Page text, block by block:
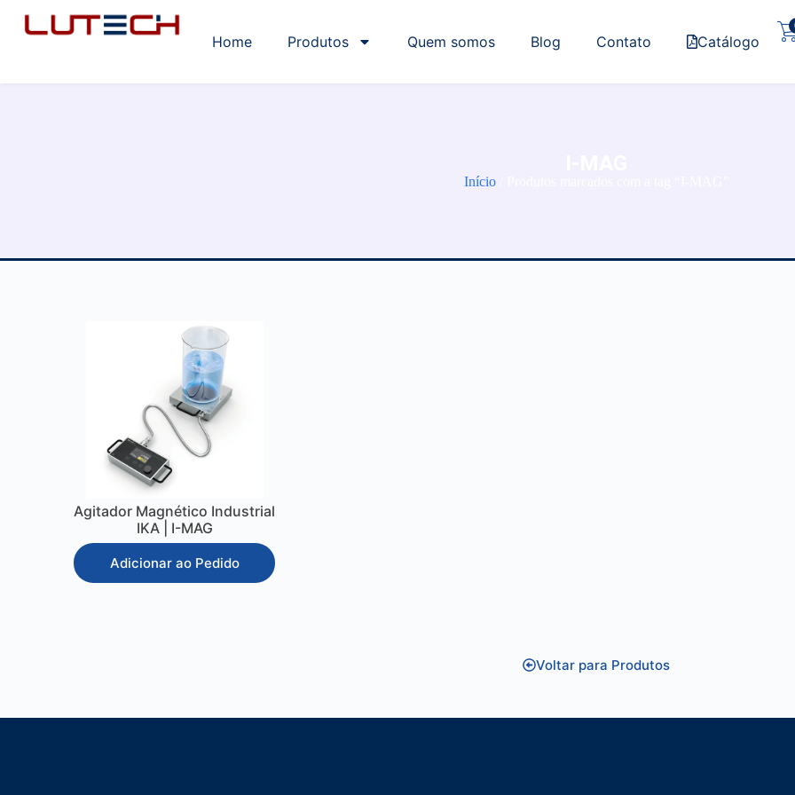
Home Produtos Quem somos Blog Contato Catálogo
Início/ Produtos marcados com a tag “I-MAG”
Agitador Magnético Industrial
IKA | I-MAG
Adicionar ao Pedido
Voltar para Produtos